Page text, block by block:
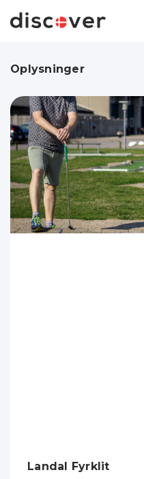
Oplysninger
Landal Fyrklit